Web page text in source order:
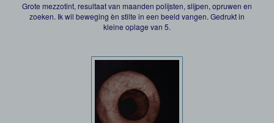
Grote mezzotint, resultaat van maanden polijsten, slijpen, opruwen en
zoeken. Ik wil beweging èn stilte in een beeld vangen. Gedrukt in
kleine oplage van 5.